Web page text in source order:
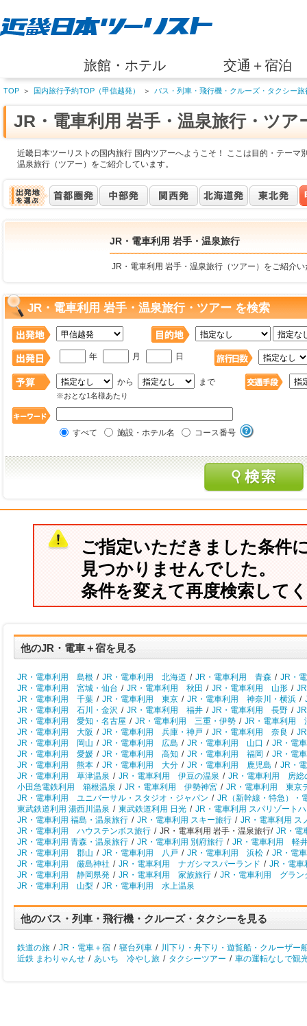
旅館・ホテル 交通＋宿泊
TOP ＞ 国内旅行予約TOP（甲信越発） ＞ バス・列車・飛行機・クルーズ・タクシー旅
JR・電車利用 岩手・温泉旅行・ツア
近畿日本ツーリストの国内旅行 国内ツアーへようこそ！ ここは目的・テーマ
温泉旅行（ツアー）をご紹介しています。
JR・電車利用 岩手・温泉旅行
JR・電車利用 岩手・温泉旅行（ツアー）をご紹介
JR・電車利用 岩手・温泉旅行・ツアー を検索
年 月 日
から まで
※おとな1名様あたり
すべて 施設・ホテル名 コース番号
ご指定いただきました条件
見つかりませんでした。
条件を変えて再度検索して
他のJR・電車＋宿を見る
JR・電車利用 島根 / JR・電車利用 北海道 / JR・電車利用 青森 / JR・
JR・電車利用 宮城・仙台 / JR・電車利用 秋田 / JR・電車利用 山形 /
JR・電車利用 千葉 / JR・電車利用 東京 / JR・電車利用 神奈川・横浜 /
JR・電車利用 石川・金沢 / JR・電車利用 福井 / JR・電車利用 長野 /
JR・電車利用 愛知・名古屋 / JR・電車利用 三重・伊勢 / JR・電車利用
JR・電車利用 大阪 / JR・電車利用 兵庫・神戸 / JR・電車利用 奈良 /
JR・電車利用 岡山 / JR・電車利用 広島 / JR・電車利用 山口 / JR・電
JR・電車利用 愛媛 / JR・電車利用 高知 / JR・電車利用 福岡 / JR・電
JR・電車利用 熊本 / JR・電車利用 大分 / JR・電車利用 鹿児島 / JR・
JR・電車利用 草津温泉 / JR・電車利用 伊豆の温泉 / JR・電車利用 房総
小田急電鉄利用 箱根温泉 / JR・電車利用 伊勢神宮 / JR・電車利用 東京
JR・電車利用 ユニバーサル・スタジオ・ジャパン / JR（新幹線・特急）・
東武鉄道利用 湯西川温泉 / 東武鉄道利用 日光 / JR・電車利用 スパリゾート
JR・電車利用 福島・温泉旅行 / JR・電車利用 スキー旅行 / JR・電車利用 ス
JR・電車利用 ハウステンボス旅行 / JR・電車利用 岩手・温泉旅行/ JR・電
JR・電車利用 青森・温泉旅行 / JR・電車利用 別府旅行 / JR・電車利用 軽
JR・電車利用 郡山 / JR・電車利用 八戸 / JR・電車利用 浜松 / JR・電
JR・電車利用 厳島神社 / JR・電車利用 ナガシマスパーランド / JR・電
JR・電車利用 静岡県発 / JR・電車利用 家族旅行 / JR・電車利用 グラン
JR・電車利用 山梨 / JR・電車利用 水上温泉
他のバス・列車・飛行機・クルーズ・タクシーを見る
鉄道の旅 / JR・電車＋宿 / 寝台列車 / 川下り・舟下り・遊覧船・クルーザー
近鉄 まわりゃんせ / あいち 冷やし旅 / タクシーツアー / 車の運転なしで観